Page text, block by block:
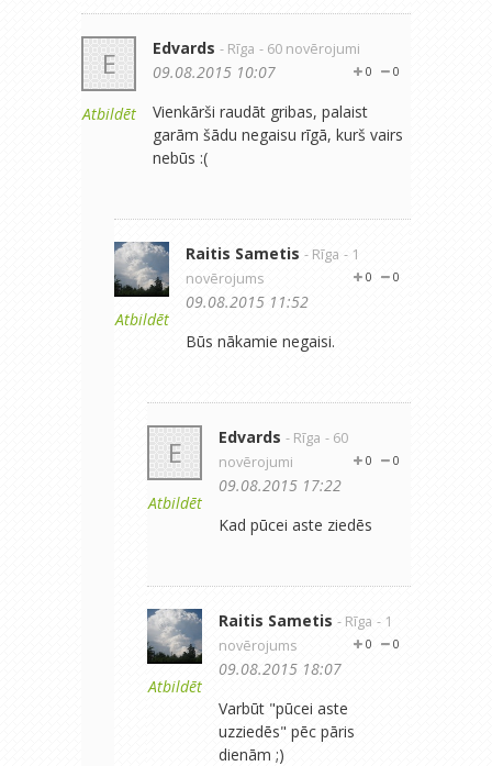
E
Atbildēt
Edvards - Rīga - 60 novērojumi
0
0
09.08.2015 10:07
Vienkārši raudāt gribas, palaist
garām šādu negaisu rīgā, kurš vairs
nebūs :(
Atbildēt
Raitis Sametis - Rīga - 1
novērojums
0
0
09.08.2015 11:52
Būs nākamie negaisi.
E
Atbildēt
Edvards - Rīga - 60
novērojumi
0
0
09.08.2015 17:22
Kad pūcei aste ziedēs
Atbildēt
Raitis Sametis - Rīga - 1
novērojums
0
0
09.08.2015 18:07
Varbūt "pūcei aste
uzziedēs" pēc pāris
dienām ;)